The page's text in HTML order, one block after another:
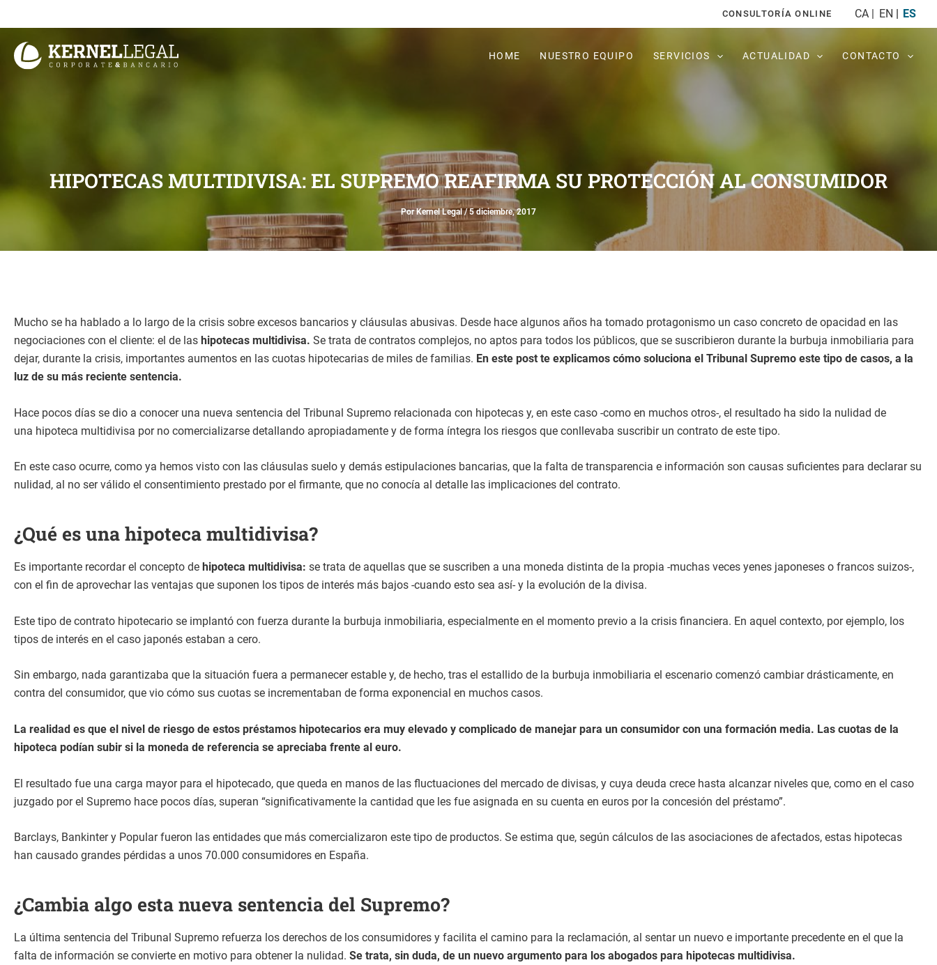
al
contenido
CONSULTORÍA ONLINE CA EN ES
HOME NUESTRO EQUIPO SERVICIOS ACTUALIDAD CONTACTO
HIPOTECAS MULTIDIVISA: EL SUPREMO REAFIRMA SU PROTECCIÓN AL CONSUMIDOR
PorKernel Legal/5 diciembre, 2017
Mucho se ha hablado a lo largo de la crisis sobre excesos bancarios y cláusulas abusivas. Desde hace algunos años ha tomado protagonismo un caso concreto de opacidad en las
negociaciones con el cliente: el de las hipotecas multidivisa. Se trata de contratos complejos, no aptos para todos los públicos, que se suscribieron durante la burbuja inmobiliaria para
dejar, durante la crisis, importantes aumentos en las cuotas hipotecarias de miles de familias. En este post te explicamos cómo soluciona el Tribunal Supremo este tipo de casos, a la
luz de su más reciente sentencia.
Hace pocos días se dio a conocer una nueva sentencia del Tribunal Supremo relacionada con hipotecas y, en este caso -como en muchos otros-, el resultado ha sido la nulidad de
una hipoteca multidivisa por no comercializarse detallando apropiadamente y de forma íntegra los riesgos que conllevaba suscribir un contrato de este tipo.
En este caso ocurre, como ya hemos visto con las cláusulas suelo y demás estipulaciones bancarias, que la falta de transparencia e información son causas suficientes para declarar su
nulidad, al no ser válido el consentimiento prestado por el firmante, que no conocía al detalle las implicaciones del contrato.
¿Qué es una hipoteca multidivisa?
Es importante recordar el concepto de hipoteca multidivisa: se trata de aquellas que se suscriben a una moneda distinta de la propia -muchas veces yenes japoneses o francos suizos-,
con el fin de aprovechar las ventajas que suponen los tipos de interés más bajos -cuando esto sea así- y la evolución de la divisa.
Este tipo de contrato hipotecario se implantó con fuerza durante la burbuja inmobiliaria, especialmente en el momento previo a la crisis financiera. En aquel contexto, por ejemplo, los
tipos de interés en el caso japonés estaban a cero.
Sin embargo, nada garantizaba que la situación fuera a permanecer estable y, de hecho, tras el estallido de la burbuja inmobiliaria el escenario comenzó cambiar drásticamente, en
contra del consumidor, que vio cómo sus cuotas se incrementaban de forma exponencial en muchos casos.
La realidad es que el nivel de riesgo de estos préstamos hipotecarios era muy elevado y complicado de manejar para un consumidor con una formación media. Las cuotas de la
hipoteca podían subir si la moneda de referencia se apreciaba frente al euro.
El resultado fue una carga mayor para el hipotecado, que queda en manos de las fluctuaciones del mercado de divisas, y cuya deuda crece hasta alcanzar niveles que, como en el caso
juzgado por el Supremo hace pocos días, superan “significativamente la cantidad que les fue asignada en su cuenta en euros por la concesión del préstamo”.
Barclays, Bankinter y Popular fueron las entidades que más comercializaron este tipo de productos. Se estima que, según cálculos de las asociaciones de afectados, estas hipotecas
han causado grandes pérdidas a unos 70.000 consumidores en España.
¿Cambia algo esta nueva sentencia del Supremo?
La última sentencia del Tribunal Supremo refuerza los derechos de los consumidores y facilita el camino para la reclamación, al sentar un nuevo e importante precedente en el que la
falta de información se convierte en motivo para obtener la nulidad. Se trata, sin duda, de un nuevo argumento para los abogados para hipotecas multidivisa.